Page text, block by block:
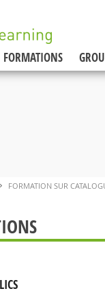
FORMATIONS
FORMATION SUR